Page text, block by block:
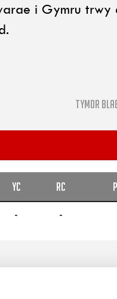
i Gymru trwy
TYMOR
YC RC
- -